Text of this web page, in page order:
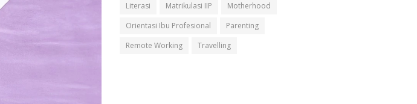
Literasi
Matrikulasi IIP
Motherhood
Orientasi Ibu Profesional
Parenting
Remote Working
Travelling